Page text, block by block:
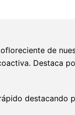
de
Destaca
destacando